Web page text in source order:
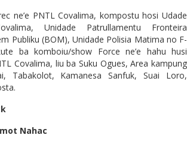
ne’e PNTL Covalima, kompostu hosi Udade
Unidade Patrullamentu Fronteira
Publiku (BOM), Unidade Polisia Matima no F-
ba komboiu/show Force ne’e hahu husi
Covalima, liu ba Suku Ogues, Area kampung
Tabakolot, Kamanesa Sanfuk, Suai Loro,
Nahac